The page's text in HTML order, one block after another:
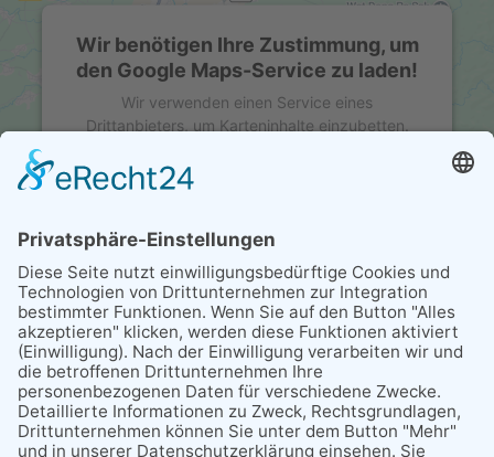
Wir benötigen Ihre Zustimmung, um
den Google Maps-Service zu laden!
Wir verwenden einen Service eines
Drittanbieters, um Karteninhalte einzubetten.
sammeln. Bitte lesen Sie die Details durch und
stimmen Sie der Nutzung des Service zu, um
MEHR INFORMATIONEN
AKZEPTIEREN
powered byUsercentrics Consent Management
Platform &eRecht24